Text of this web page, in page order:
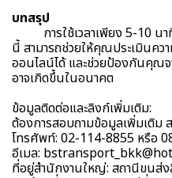
บทสรุป
การใช้เวลาเพียง 5-10 นา
นี้ สามารถช่วยให้คุณประเมินคว
ออนไลน์ได้ และช่วยป้องกันคุณ
อาจเกิดขึ้นในอนาคต
ข้อมูลติดต่อและลิงก์เพิ่มเติม:
ต้องการสอบถามข้อมูลเพิ่มเติม
โทรศัพท์: 02-114-8855 หรือ
อีเมล:
ที่อยู่สำนักงานใหญ่: สถานีขนส่